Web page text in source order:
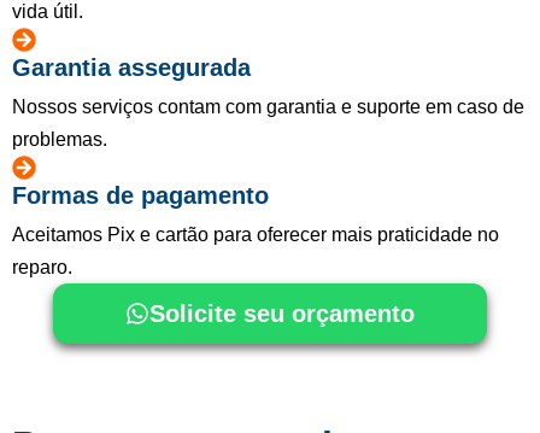
vida útil.
Garantia assegurada
Nossos serviços contam com garantia e suporte em caso de
problemas.
Formas de pagamento
Aceitamos Pix e cartão para oferecer mais praticidade no
reparo.
Solicite seu orçamento